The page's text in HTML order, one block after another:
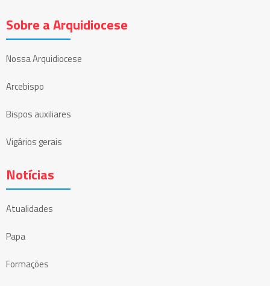
Sobre a Arquidiocese
Nossa Arquidiocese
Arcebispo
Bispos auxiliares
Vigários gerais
Notícias
Atualidades
Papa
Formações